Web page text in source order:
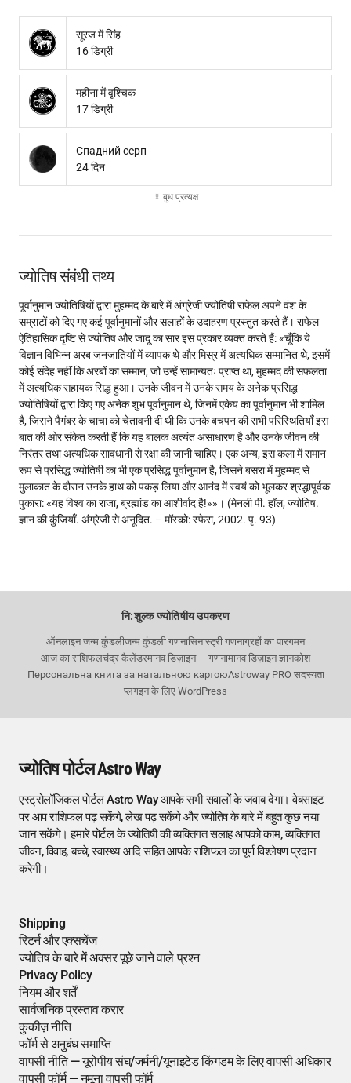
सूरज में सिंह
16 डिग्री
महीना में वृश्चिक
17 डिग्री
Спадний серп
24 दिन
☿ बुध प्रत्यक्ष
ज्योतिष संबंधी तथ्य
पूर्वानुमान ज्योतिषियों द्वारा मुहम्मद के बारे में अंग्रेजी ज्योतिषी राफेल अपने वंश के
सम्राटों को दिए गए कई पूर्वानुमानों और सलाहों के उदाहरण प्रस्तुत करते हैं। राफेल
ऐतिहासिक दृष्टि से ज्योतिष और जादू का सार इस प्रकार व्यक्त करते हैं: «चूँकि ये
विज्ञान विभिन्न अरब जनजातियों में व्यापक थे और मिस्र में अत्यधिक सम्मानित थे, इसमें
कोई संदेह नहीं कि अरबों का सम्मान, जो उन्हें सामान्यतः प्राप्त था, मुहम्मद की सफलता
में अत्यधिक सहायक सिद्ध हुआ। उनके जीवन में उनके समय के अनेक प्रसिद्ध
ज्योतिषियों द्वारा किए गए अनेक शुभ पूर्वानुमान थे, जिनमें एकेय का पूर्वानुमान भी शामिल
है, जिसने पैगंबर के चाचा को चेतावनी दी थी कि उनके बचपन की सभी परिस्थितियाँ इस
बात की ओर संकेत करती हैं कि यह बालक अत्यंत असाधारण है और उनके जीवन की
निरंतर तथा अत्यधिक सावधानी से रक्षा की जानी चाहिए। एक अन्य, इस कला में समान
रूप से प्रसिद्ध ज्योतिषी का भी एक प्रसिद्ध पूर्वानुमान है, जिसने बसरा में मुहम्मद से
मुलाकात के दौरान उनके हाथ को पकड़ लिया और आनंद में स्वयं को भूलकर श्रद्धापूर्वक
पुकारा: «यह विश्व का राजा, ब्रह्मांड का आशीर्वाद है!»»। (मेनली पी. हॉल, ज्योतिष.
ज्ञान की कुंजियाँ. अंग्रेजी से अनूदित. – मॉस्को: स्फेरा, 2002. पृ. 93)
नि:शुल्क ज्योतिषीय उपकरण
ऑनलाइन जन्म कुंडलीजन्म कुंडली गणनासिनास्ट्री गणनाग्रहों का पारगमन
आज का राशिफलचंद्र कैलेंडरमानव डिज़ाइन — गणनामानव डिज़ाइन ज्ञानकोश
Персональна книга за натальною картоюAstroway PRO सदस्यता
प्लगइन के लिए WordPress
ज्योतिष पोर्टल Astro Way
एस्ट्रोलॉजिकल पोर्टल Astro Way आपके सभी सवालों के जवाब देगा। वेबसाइट
पर आप राशिफल पढ़ सकेंगे, लेख पढ़ सकेंगे और ज्योतिष के बारे में बहुत कुछ नया
जान सकेंगे। हमारे पोर्टल के ज्योतिषी की व्यक्तिगत सलाह आपको काम, व्यक्तिगत
जीवन, विवाह, बच्चे, स्वास्थ्य आदि सहित आपके राशिफल का पूर्ण विश्लेषण प्रदान
करेगी।
Shipping
रिटर्न और एक्सचेंज
ज्योतिष के बारे में अक्सर पूछे जाने वाले प्रश्न
Privacy Policy
नियम और शर्तें
सार्वजनिक प्रस्ताव करार
कुकीज़ नीति
फॉर्म से अनुबंध समाप्ति
वापसी नीति — यूरोपीय संघ/जर्मनी/यूनाइटेड किंगडम के लिए वापसी अधिकार
वापसी फॉर्म — नमूना वापसी फॉर्म